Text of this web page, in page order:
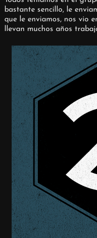
bastante sencillo, le
que le enviamos, nos vio
llevan muchos años